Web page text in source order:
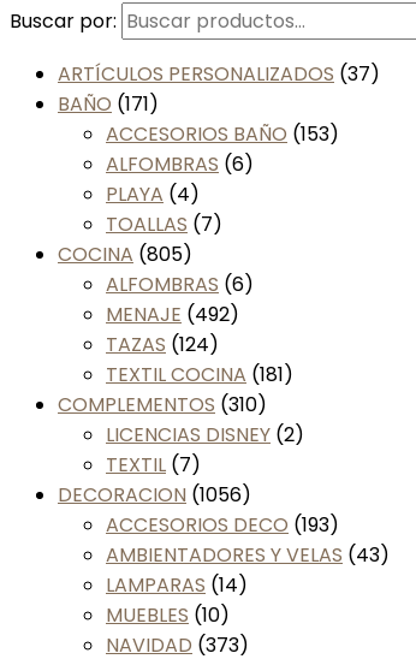
Buscar por:
ARTÍCULOS PERSONALIZADOS (37)
BAÑO (171)
ACCESORIOS BAÑO (153)
ALFOMBRAS (6)
PLAYA (4)
TOALLAS (7)
COCINA (805)
ALFOMBRAS (6)
MENAJE (492)
TAZAS (124)
TEXTIL COCINA (181)
COMPLEMENTOS (310)
LICENCIAS DISNEY (2)
TEXTIL (7)
DECORACION (1056)
ACCESORIOS DECO (193)
AMBIENTADORES Y VELAS (43)
LAMPARAS (14)
MUEBLES (10)
NAVIDAD (373)